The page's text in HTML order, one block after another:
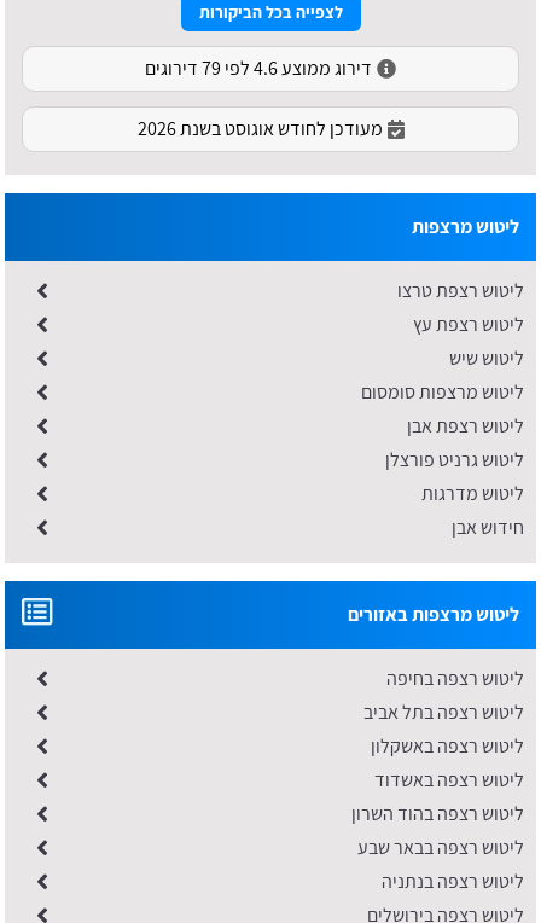
לצפייה בכל הביקורות
דירוג ממוצע 4.6 לפי 79 דירוגים
מעודכן לחודש אוגוסט בשנת 2026
ליטוש מרצפות
ליטוש רצפת טרצו
ליטוש רצפת עץ
ליטוש שיש
ליטוש מרצפות סומסום
ליטוש רצפת אבן
ליטוש גרניט פורצלן
ליטוש מדרגות
חידוש אבן
ליטוש מרצפות באזורים
ליטוש רצפה בחיפה
ליטוש רצפה בתל אביב
ליטוש רצפה באשקלון
ליטוש רצפה באשדוד
ליטוש רצפה בהוד השרון
ליטוש רצפה בבאר שבע
ליטוש רצפה בנתניה
ליטוש רצפה בירושלים